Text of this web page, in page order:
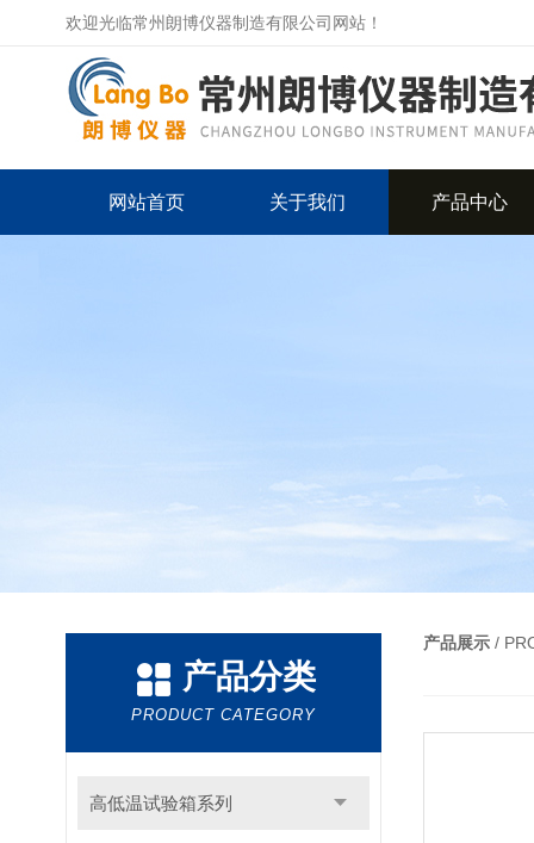
欢迎光临常州朗博仪器制造有限公司网站！
网站首页 关于我们 产品中心
产品分类
PRODUCT CATEGORY
高低温试验箱系列
产品展示 /